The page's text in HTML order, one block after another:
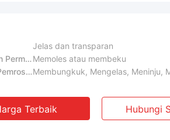
Jelas dan transparan
Perawatan Permukaan: Memoles atau membeku
Layanan Pemrosesan:Membungkuk, Mengelas, Meninju,
Terbaik Hubungi